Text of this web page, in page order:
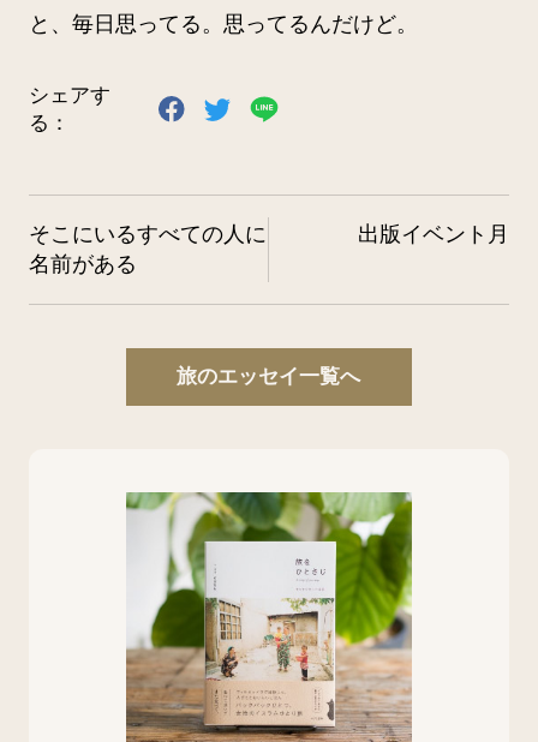
と、毎日思ってる。思ってるんだけど。
シェアす
る：
そこにいるすべての人に
名前がある
出版イベント月
旅のエッセイ一覧へ